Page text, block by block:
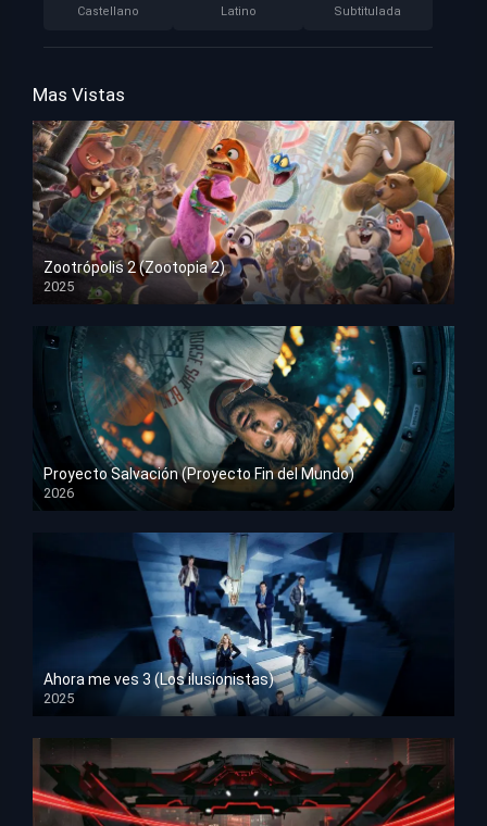
Castellano Latino Subtitulada
Mas Vistas
Zootrópolis 2 (Zootopia 2)
2025
HD 1080p
Proyecto Salvación (Proyecto Fin del Mundo)
2026
HD 1080p
Ahora me ves 3 (Los ilusionistas)
2025
HD 1080p